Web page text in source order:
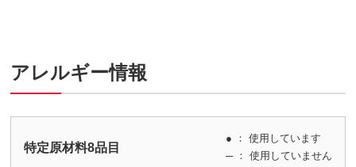
アレルギー情報
特定原材料8品目
● ： 使用しています
─ ： 使用していません